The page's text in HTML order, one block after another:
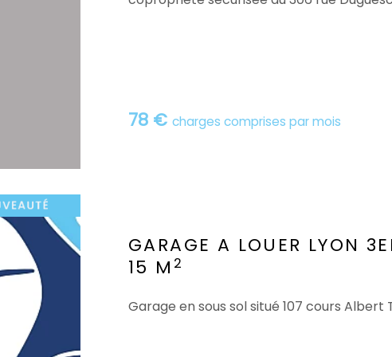
78 € charges comprises par mois
GARAGE A LOUER LYON
15 M 2
Garage en sous sol situé 107 cours